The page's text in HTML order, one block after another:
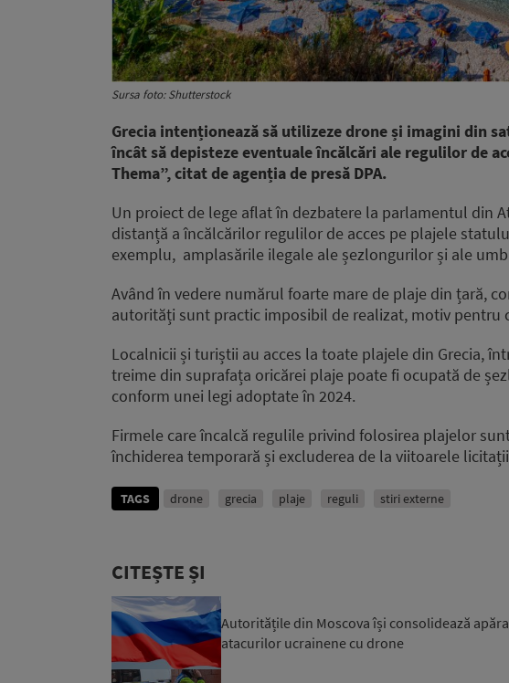
Sursa foto: Shutterstock
Grecia intenționează să utilizeze drone și imagini din
încât să depisteze eventuale încălcări ale regulilor de
Thema”, citat de agenția de presă DPA.
Un proiect de lege aflat în dezbatere la parlamentul din
distanță a încălcărilor regulilor de acces pe plajele
exemplu, amplasările ilegale ale șezlongurilor și ale
Având în vedere numărul foarte mare de plaje din țară,
autorități sunt practic imposibil de realizat, motiv pentru
Localnicii și turiștii au acces la toate plajele din Grecia,
treime din suprafața oricărei plaje poate fi ocupată de
conform unei legi adoptate în 2024.
Firmele care încalcă regulile privind folosirea plajelor
închiderea temporară și excluderea de la viitoarele
TAGS drone grecia plaje reguli stiri externe
CITEȘTE ȘI
Autoritățile din Moscova își consolidează
atacurilor ucrainene cu drone